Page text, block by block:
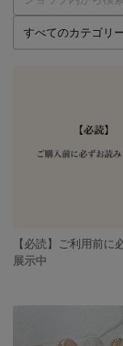
展示中